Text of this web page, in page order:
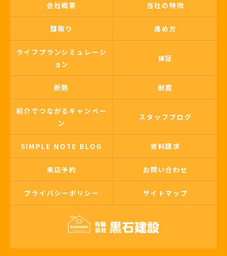
会社概要 当社の特徴
間取り 進め方
ライフプランシミュレーシ
ョン
保証
断熱 耐震
紹介でつながるキャンペー
ン
スタッフブログ
SIMPLE NOTE BLOG 資料請求
来店予約 お問い合わせ
プライバシーポリシー サイトマップ